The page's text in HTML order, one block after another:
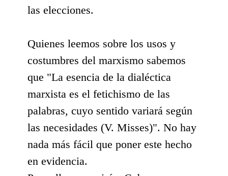
las elecciones.
Quienes leemos sobre los usos y
costumbres del marxismo sabemos
que "La esencia de la dialéctica
marxista es el fetichismo de las
palabras, cuyo sentido variará según
las necesidades (V. Misses)". No hay
nada más fácil que poner este hecho
en evidencia.